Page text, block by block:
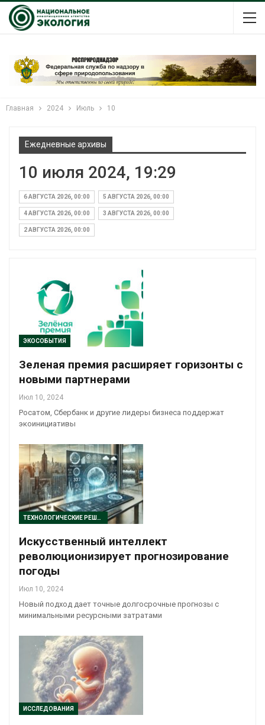
Главная 2024 Июль 10
Ежедневные архивы
10 июля 2024, 19:29
6 АВГУСТА 2026, 00:00 5 АВГУСТА 2026, 00:00
4 АВГУСТА 2026, 00:00 3 АВГУСТА 2026, 00:00
2 АВГУСТА 2026, 00:00
ЭКОСОБЫТИЯ
Зеленая премия расширяет горизонты с
новыми партнерами
Июл 10, 2024
Росатом, Сбербанк и другие лидеры бизнеса поддержат
экоинициативы
ТЕХНОЛОГИЧЕСКИЕ РЕШЕНИЯ
Искусственный интеллект
революционизирует прогнозирование
погоды
Июл 10, 2024
Новый подход дает точные долгосрочные прогнозы с
минимальными ресурсными затратами
ИССЛЕДОВАНИЯ